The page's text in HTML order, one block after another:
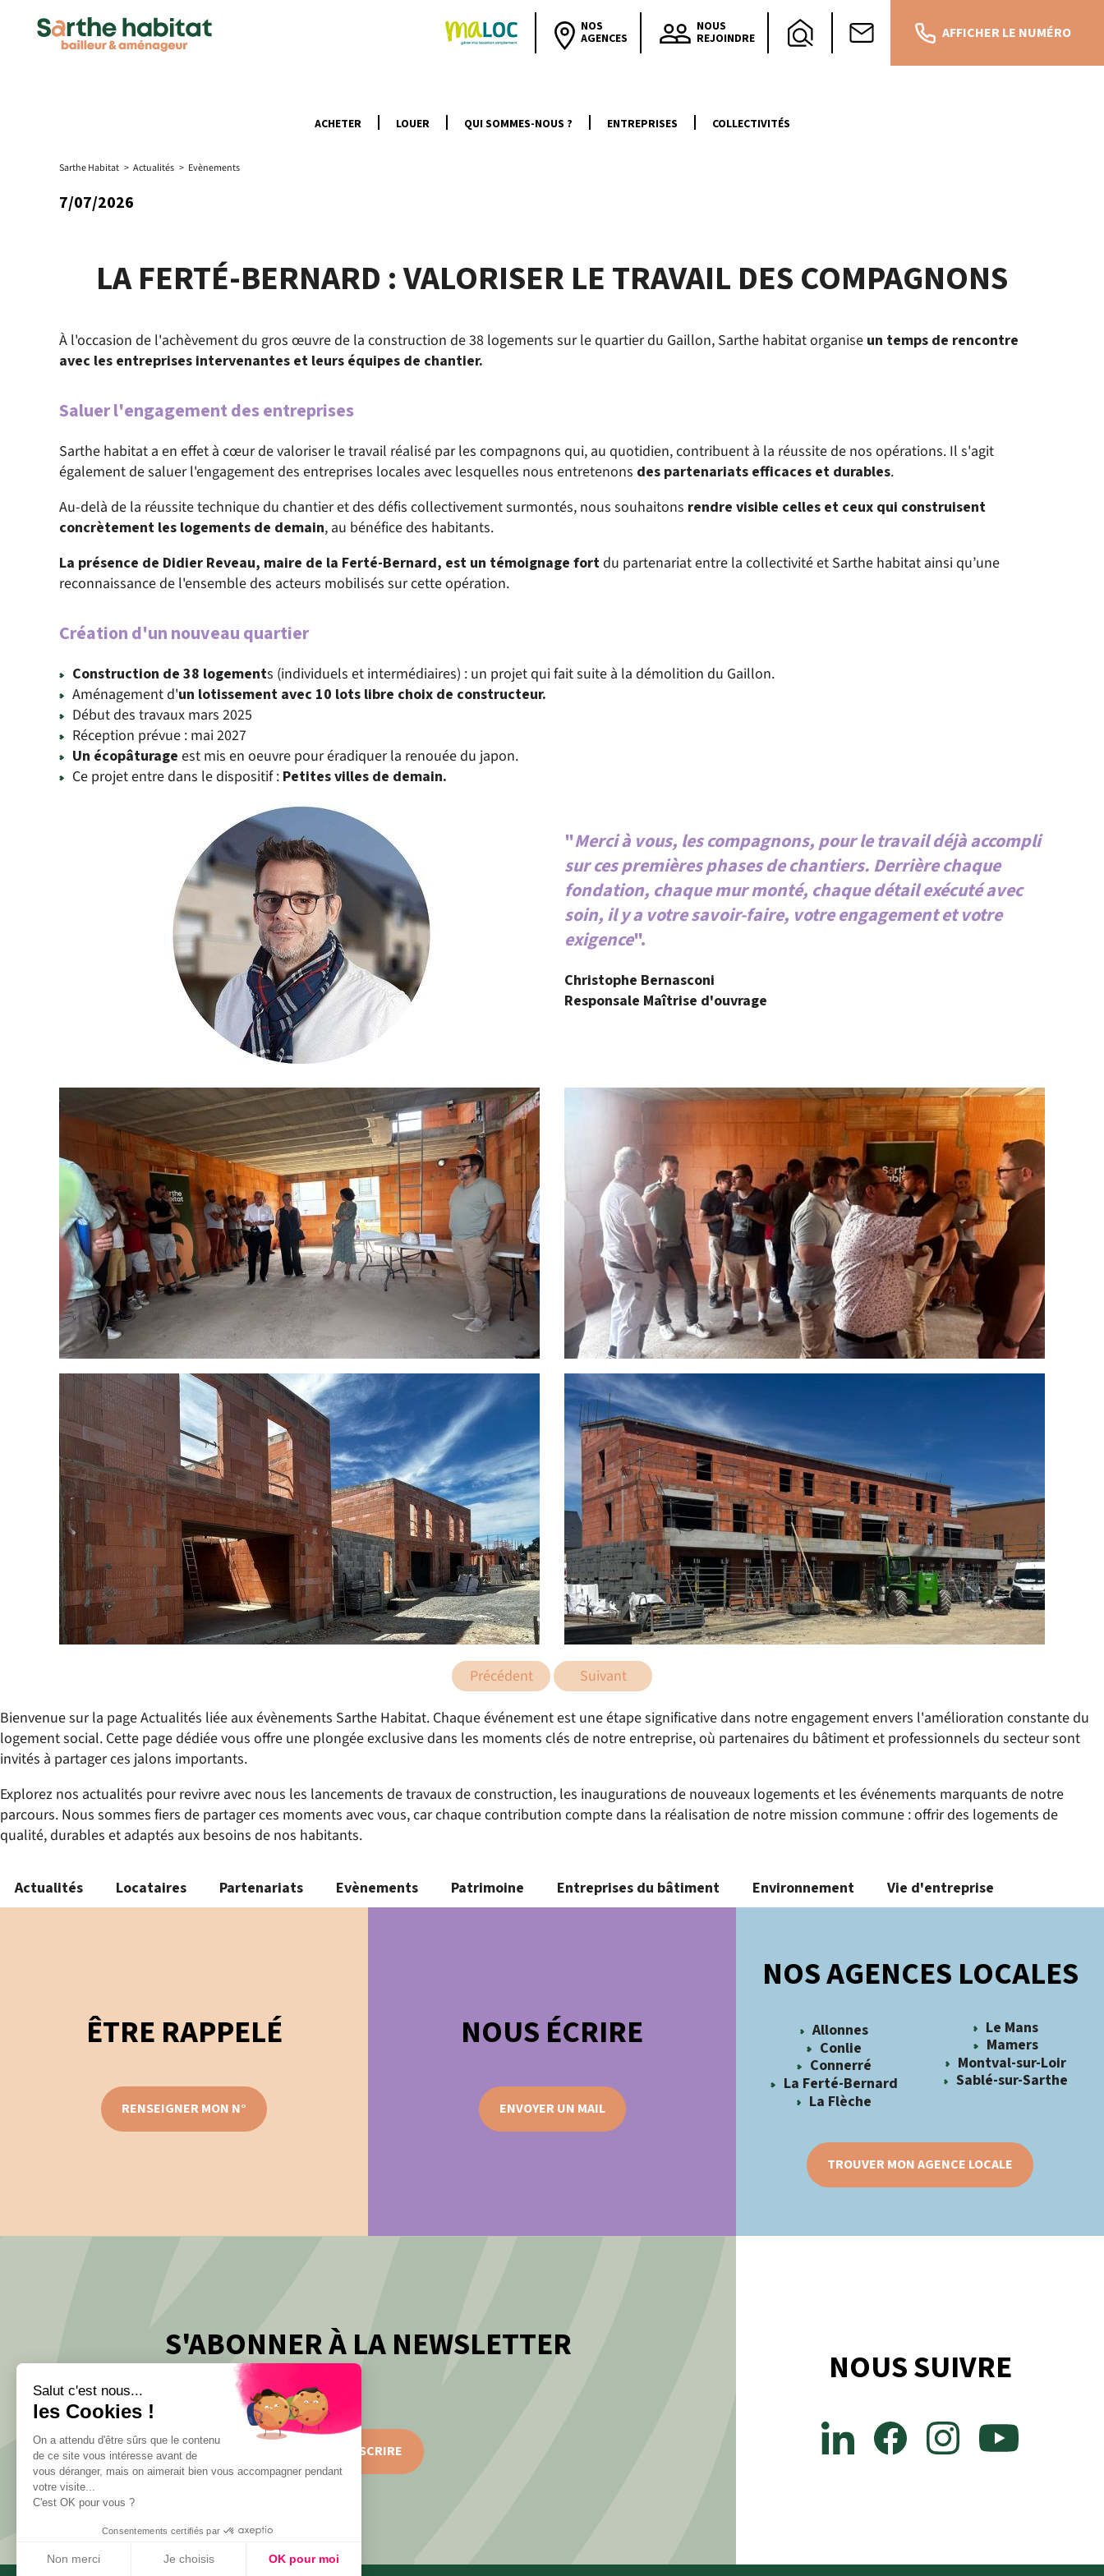
NOS
AGENCES
NOUS
REJOINDRE AFFICHER LE NUMÉRO
ACHETER LOUER QUI SOMMES-NOUS ? ENTREPRISES COLLECTIVITÉS
Sarthe Habitat > Actualités > Evènements
7/07/2026
LA FERTÉ-BERNARD : VALORISER LE TRAVAIL DES COMPAGNONS
À l'occasion de l'achèvement du gros œuvre de la construction de 38 logements sur le quartier du Gaillon, Sarthe habitat organise un temps de rencontre
avec les entreprises intervenantes et leurs équipes de chantier.
Saluer l'engagement des entreprises
Sarthe habitat a en effet à cœur de valoriser le travail réalisé par les compagnons qui, au quotidien, contribuent à la réussite de nos opérations. Il s'agit
également de saluer l'engagement des entreprises locales avec lesquelles nous entretenons des partenariats efficaces et durables.
Au-delà de la réussite technique du chantier et des défis collectivement surmontés, nous souhaitons rendre visible celles et ceux qui construisent
concrètement les logements de demain, au bénéfice des habitants.
La présence de Didier Reveau, maire de la Ferté-Bernard, est un témoignage fortdu partenariat entre la collectivité et Sarthe habitat ainsi qu’une
reconnaissance de l'ensemble des acteurs mobilisés sur cette opération.
Création d'un nouveau quartier
Construction de 38 logements (individuels et intermédiaires) : un projet qui fait suite à la démolition du Gaillon.
Aménagement d'un lotissement avec 10 lots libre choix de constructeur.
Début des travaux mars 2025
Réception prévue : mai 2027
Un écopâturage est mis en oeuvre pour éradiquer la renouée du japon.
Ce projet entre dans le dispositif : Petites villes de demain.
"Merci à vous, les compagnons, pour le travail déjà accompli
sur ces premières phases de chantiers. Derrière chaque
fondation, chaque mur monté, chaque détail exécuté avec
soin, il y a votre savoir-faire, votre engagement et votre
exigence".
Christophe Bernasconi
Responsale Maîtrise d'ouvrage
Précédent Suivant
Bienvenue sur la page Actualités liée aux évènements Sarthe Habitat. Chaque événement est une étape significative dans notre engagement envers l'amélioration constante du
logement social. Cette page dédiée vous offre une plongée exclusive dans les moments clés de notre entreprise, où partenaires du bâtiment et professionnels du secteur sont
invités à partager ces jalons importants.
Explorez nos actualités pour revivre avec nous les lancements de travaux de construction, les inaugurations de nouveaux logements et les événements marquants de notre
parcours. Nous sommes fiers de partager ces moments avec vous, car chaque contribution compte dans la réalisation de notre mission commune : offrir des logements de
qualité, durables et adaptés aux besoins de nos habitants.
Actualités Locataires Partenariats Evènements Patrimoine Entreprises du bâtiment Environnement Vie d'entreprise
NOS AGENCES LOCALES
Allonnes
Conlie
Connerré
La Ferté-Bernard
La Flèche
Le Mans
Mamers
Montval-sur-Loir
Sablé-sur-Sarthe
TROUVER MON AGENCE LOCALE
ÊTRE RAPPELÉ
RENSEIGNER MON N°
NOUS ÉCRIRE
ENVOYER UN MAIL
S'ABONNER À LA NEWSLETTER
S'INSCRIRE
NOUS SUIVRE
Salut c'est nous...
les Cookies !
On a attendu d'être sûrs que le contenu
de ce site vous intéresse avant de
vous déranger, mais on aimerait bien vous accompagner pendant
votre visite...
C'est OK pour vous ?
Consentements certifiés par
Non merci Je choisis OK pour moi